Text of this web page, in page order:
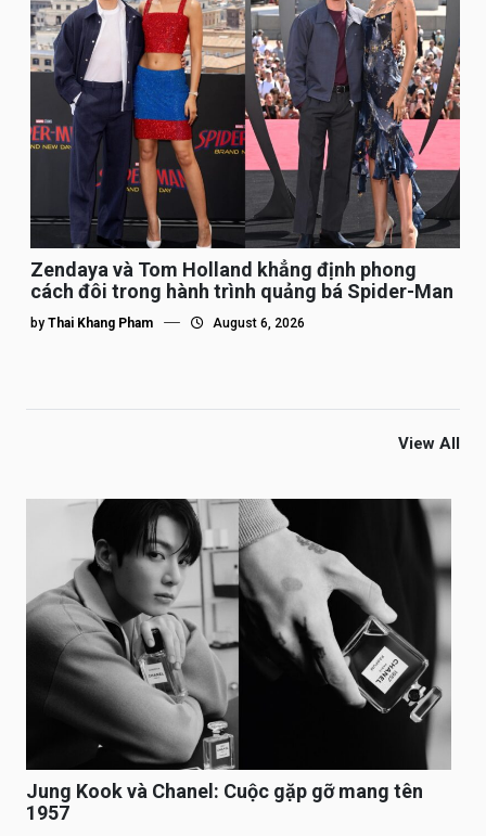
Zendaya và Tom Holland khẳng định phong
cách đôi trong hành trình quảng bá Spider-Man
by Thai Khang Pham August 6, 2026
View All
Jung Kook và Chanel: Cuộc gặp gỡ mang tên
1957